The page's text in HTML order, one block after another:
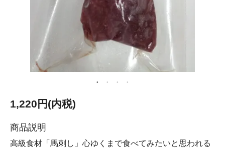
1,220円(内税)
商品説明
高級食材「馬刺し」心ゆくまで食べてみたいと思われる